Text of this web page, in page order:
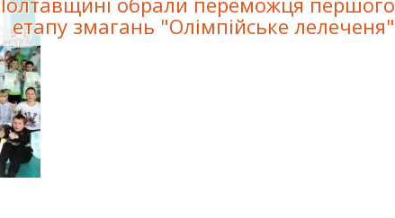
етапу змагань "Олімпійське лелеченя"